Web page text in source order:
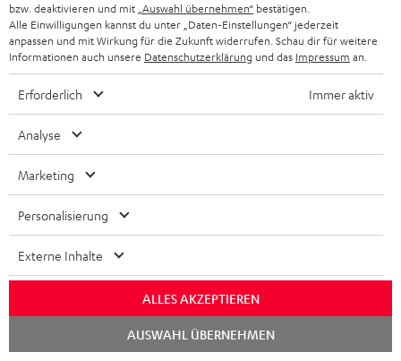
Mehr...
„… sieht edel aus und kann laut.“
bzw. deaktivieren und mit „Auswahl übernehmen“ bestätigen.
Alle Einwilligungen kannst du unter „Daten-Einstellungen“ jederzeit
anpassen und mit Wirkung für die Zukunft widerrufen. Schau dir für weitere
Informationen auch unsere Datenschutzerklärung und das Impressum an.
Erforderlich Immer aktiv
Analyse
Marketing
Personalisierung
Externe Inhalte
ALLES AKZEPTIEREN
AUSWAHL ÜBERNEHMEN